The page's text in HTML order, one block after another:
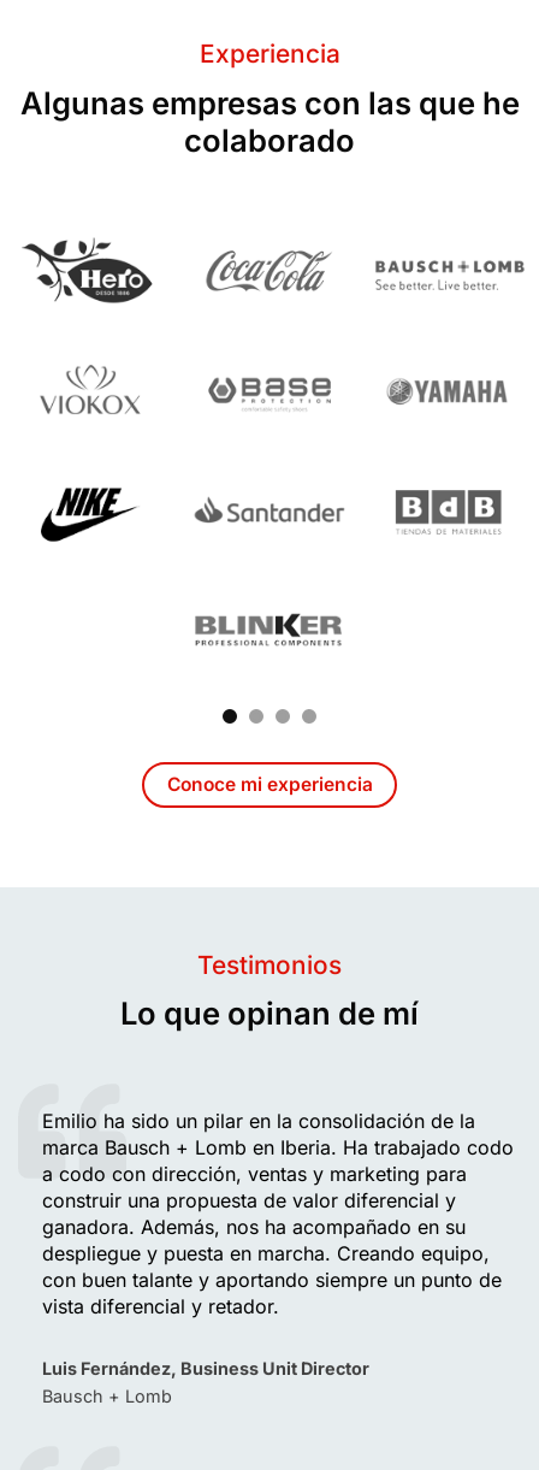
Experiencia
Algunas empresas con las que he
colaborado
Conoce mi experiencia
Testimonios
Lo que opinan de mí
Emilio ha sido un pilar en la consolidación de la
marca Bausch + Lomb en Iberia. Ha trabajado codo
a codo con dirección, ventas y marketing para
construir una propuesta de valor diferencial y
ganadora. Además, nos ha acompañado en su
despliegue y puesta en marcha. Creando equipo,
con buen talante y aportando siempre un punto de
vista diferencial y retador.
Luis Fernández, Business Unit Director
Bausch + Lomb